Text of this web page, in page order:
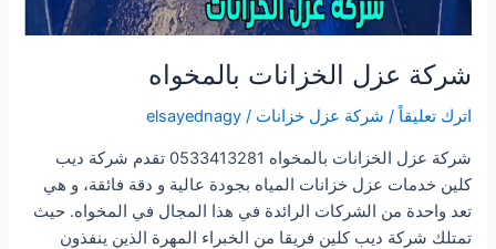
شركة عزل الخزانات بالمخواه
اترك تعليقاً / شركة عزل خزانات /
elsayednagy
شركة عزل الخزانات بالمخواه 0533413281 تقدم شركة ديب
كلين خدمات عزل خزانات المياه بجودة عالية و دقة فائقة، و هي
تعد واحدة من الشركات الرائدة في هذا المجال في المخواه. حيث
تمتلك شركة ديب كلين فريقا من الخبراء المهرة الذين ينفذون